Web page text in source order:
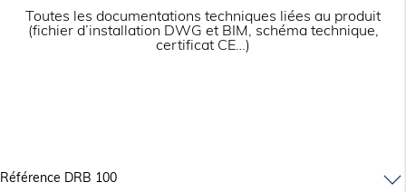
Dimensions emballage (LxPxH) (mm)
Structure en acier inox 18/8 avec zone de
Toutes les documentations techniques liées au produit
(fichier d’installation DWG et BIM, schéma technique,
certificat CE…)
Référence DRB 100